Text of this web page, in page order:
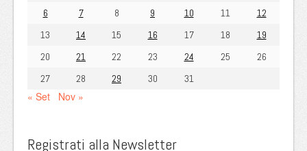
6
7 8 9 10 11
12
13
14 15 16 17 18
19
20
21 22 23 24 25
26
27
28 29 30 31
« Set Nov »
Registrati alla Newsletter